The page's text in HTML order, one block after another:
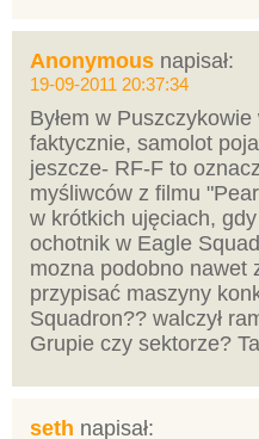
Anonymous napisał:
19-09-2011 20:37:34
Byłem w
faktycznie, samolot
jeszcze- RF-F to
myśliwców z filmu
w krótkich ujęciach,
ochotnik w Eagle
mozna podobno nawet
przypisać maszyny
Squadron?? walczył
Grupie czy sektorze?
seth napisał: